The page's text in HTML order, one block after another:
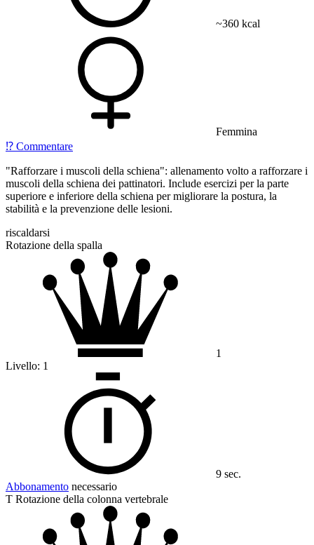
~360 kcal
Femmina
⁉️ Commentare
"Rafforzare i muscoli della schiena": allenamento volto a rafforzare i
muscoli della schiena dei pattinatori. Include esercizi per la parte
superiore e inferiore della schiena per migliorare la postura, la
stabilità e la prevenzione delle lesioni.
riscaldarsi
Rotazione della spalla
1
Livello: 1
9 sec.
Abbonamento necessario
T Rotazione della colonna vertebrale